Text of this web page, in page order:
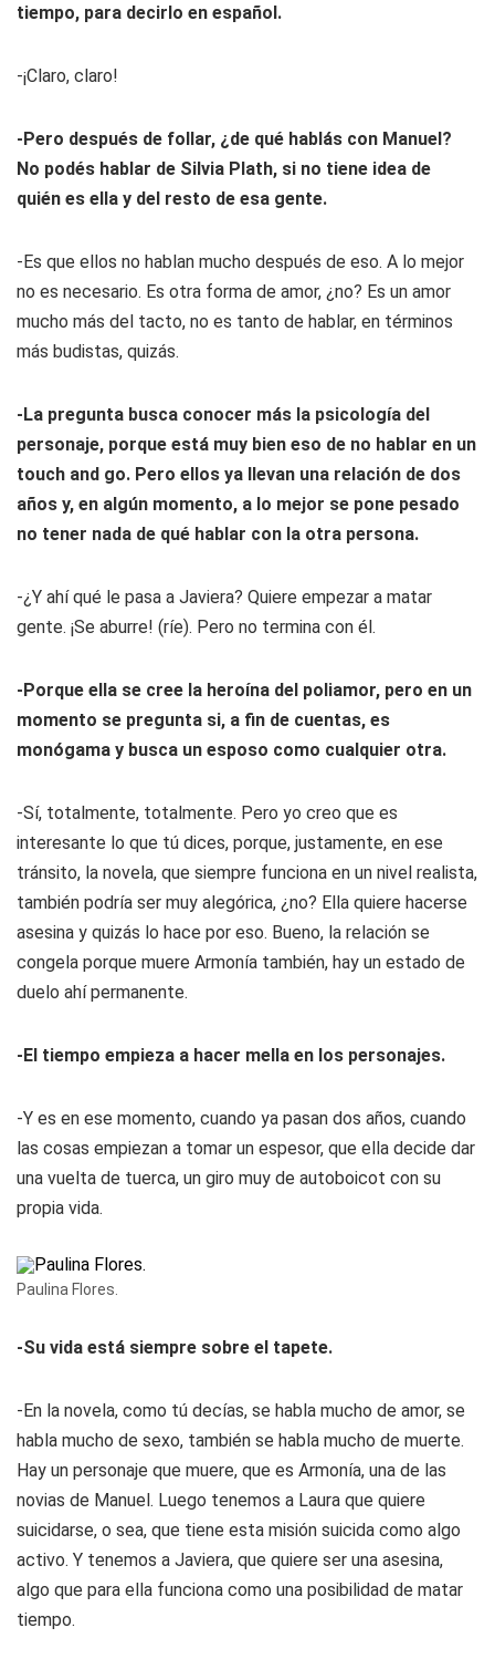
tiempo, para decirlo en español.
-¡Claro, claro!
-Pero después de follar, ¿de qué hablás con Manuel?
No podés hablar de Silvia Plath, si no tiene idea de
quién es ella y del resto de esa gente.
-Es que ellos no hablan mucho después de eso. A lo mejor
no es necesario. Es otra forma de amor, ¿no? Es un amor
mucho más del tacto, no es tanto de hablar, en términos
más budistas, quizás.
-La pregunta busca conocer más la psicología del
personaje, porque está muy bien eso de no hablar en un
touch and go. Pero ellos ya llevan una relación de dos
años y, en algún momento, a lo mejor se pone pesado
no tener nada de qué hablar con la otra persona.
-¿Y ahí qué le pasa a Javiera? Quiere empezar a matar
gente. ¡Se aburre! (ríe). Pero no termina con él.
-Porque ella se cree la heroína del poliamor, pero en un
momento se pregunta si, a fin de cuentas, es
monógama y busca un esposo como cualquier otra.
-Sí, totalmente, totalmente. Pero yo creo que es
interesante lo que tú dices, porque, justamente, en ese
tránsito, la novela, que siempre funciona en un nivel realista,
también podría ser muy alegórica, ¿no? Ella quiere hacerse
asesina y quizás lo hace por eso. Bueno, la relación se
congela porque muere Armonía también, hay un estado de
duelo ahí permanente.
-El tiempo empieza a hacer mella en los personajes.
-Y es en ese momento, cuando ya pasan dos años, cuando
las cosas empiezan a tomar un espesor, que ella decide dar
una vuelta de tuerca, un giro muy de autoboicot con su
propia vida.
Paulina Flores.
-Su vida está siempre sobre el tapete.
-En la novela, como tú decías, se habla mucho de amor, se
habla mucho de sexo, también se habla mucho de muerte.
Hay un personaje que muere, que es Armonía, una de las
novias de Manuel. Luego tenemos a Laura que quiere
suicidarse, o sea, que tiene esta misión suicida como algo
activo. Y tenemos a Javiera, que quiere ser una asesina,
algo que para ella funciona como una posibilidad de matar
tiempo.